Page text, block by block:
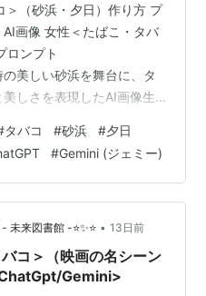
＞（砂浜・夕日）作り方 プ
画像 女性＜たばこ・タバ
ロンプト
美しい砂浜を舞台に、タ
しさを表現したAI画像生
クな雰囲気を醸し出すシ
魅了しています。今回
あるChatGptやGeminiを
力的なビジュアルを創り
ロンプトをご紹介しま
タバコ #砂浜 #夕日
#Gemini (ジェミー)
未来図書館 -⭐✨⭐ • 13日前
コ＞（映画の名シーン
Gemini>